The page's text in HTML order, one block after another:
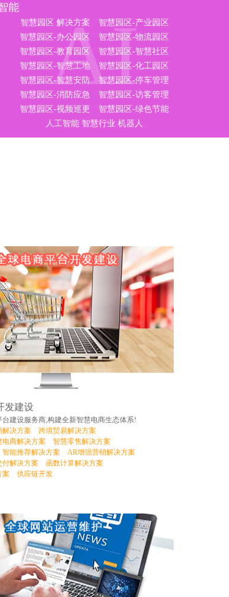
能
智慧园区 解决方案
智慧园区-产业园区
智慧园区-办公园区
智慧园区-物流园区
智慧园区-教育园区
智慧园区-智慧社区
智慧园区-智慧工地
智慧园区-化工园区
智慧园区-智慧安防
智慧园区-停车管理
智慧园区-消防应急
智慧园区-访客管理
智慧园区-视频巡更
智慧园区-绿色节能
人工智能 智慧行业 机器人
AI
发建设
建设服务商,构建全新智慧电商生态体系!
解决方案
跨境贸易解决方案
电商解决方案
智慧零售解决方案
智能推荐解决方案
AR增强营销解决方案
付解决方案
函数计算解决方案
案
供应链开发